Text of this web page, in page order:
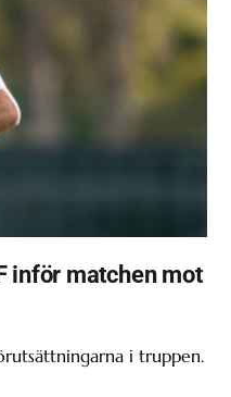
inför matchen mot
i truppen.